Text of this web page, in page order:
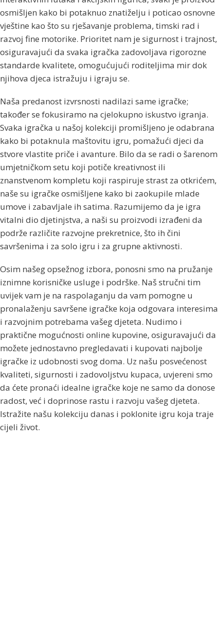
osmišljen kako bi potaknuo znatiželju i poticao osnovne
vještine kao što su rješavanje problema, timski rad i
razvoj fine motorike. Prioritet nam je sigurnost i trajnost,
osiguravajući da svaka igračka zadovoljava rigorozne
standarde kvalitete, omogućujući roditeljima mir dok
njihova djeca istražuju i igraju se.
Naša predanost izvrsnosti nadilazi same igračke;
također se fokusiramo na cjelokupno iskustvo igranja.
Svaka igračka u našoj kolekciji promišljeno je odabrana
kako bi potaknula maštovitu igru, pomažući djeci da
stvore vlastite priče i avanture. Bilo da se radi o šarenom
umjetničkom setu koji potiče kreativnost ili
znanstvenom kompletu koji raspiruje strast za otkrićem,
naše su igračke osmišljene kako bi zaokupile mlade
umove i zabavljale ih satima. Razumijemo da je igra
vitalni dio djetinjstva, a naši su proizvodi izrađeni da
podrže različite razvojne prekretnice, što ih čini
savršenima i za solo igru ​​i za grupne aktivnosti.
Osim našeg opsežnog izbora, ponosni smo na pružanje
iznimne korisničke usluge i podrške. Naš stručni tim
uvijek vam je na raspolaganju da vam pomogne u
pronalaženju savršene igračke koja odgovara interesima
i razvojnim potrebama vašeg djeteta. Nudimo i
praktične mogućnosti online kupovine, osiguravajući da
možete jednostavno pregledavati i kupovati najbolje
igračke iz udobnosti svog doma. Uz našu posvećenost
kvaliteti, sigurnosti i zadovoljstvu kupaca, uvjereni smo
da ćete pronaći idealne igračke koje ne samo da donose
radost, već i doprinose rastu i razvoju vašeg djeteta.
Istražite našu kolekciju danas i poklonite igru ​​koja traje
cijeli život.